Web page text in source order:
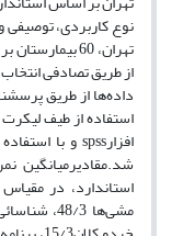
تهران، 60
داده‌ها از طریق
استفاده از طیف
شد.مقادیرمیانگین
استاندارد، در